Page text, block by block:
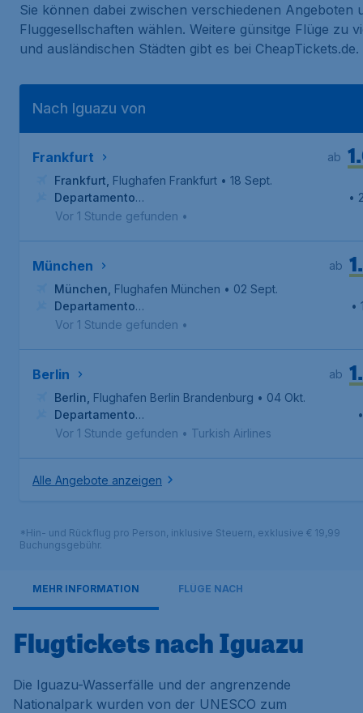
Sie können dabei zwischen verschiedenen Angeboten
Fluggesellschaften wählen. Weitere günsitge Flüge zu
und ausländischen Städten gibt es bei CheapTickets.de.
Nach Iguazu von
Frankfurt
ab
Frankfurt Flughafen Frankfurt • 18 Sept.
Departamento
Iguazu, Internationaler Flughafen Cataratas del Iguazú
•
Vor 1 Stunde gefunden •
München
ab
München Flughafen München • 02 Sept.
Departamento
Iguazu, Internationaler Flughafen Cataratas del Iguazú
•
Vor 1 Stunde gefunden •
Berlin
ab
Berlin Flughafen Berlin Brandenburg • 04 Okt.
Departamento
Iguazu, Internationaler Flughafen Cataratas del Iguazú
Vor 1 Stunde gefunden • Turkish Airlines
Alle Angebote anzeigen
*Hin- und Rückflug pro Person, inklusive Steuern, exklusive € 19,99
Buchungsgebühr.
MEHR INFORMATION FLÜGE NACH
Flugtickets nach Iguazu
Die Iguazu-Wasserfälle und der angrenzende
Nationalpark wurden von der UNESCO zum